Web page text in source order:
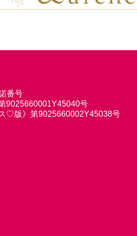
番号
9025660001Y45040号
ス♡版》第9025660002Y45038号